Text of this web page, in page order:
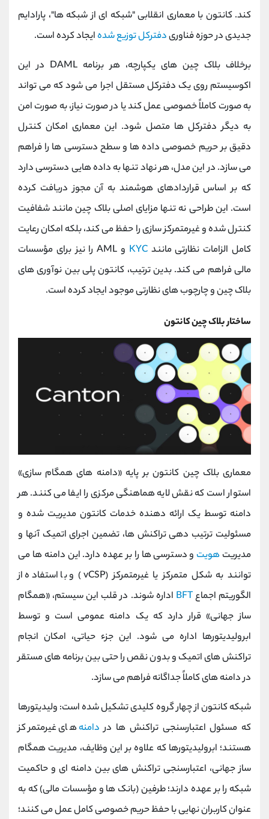
کند. کانتون با معماری انقلابی "شبکه ‌ای از شبکه ‌ها"، پارادایم
جدیدی در حوزه فناوریدفترکل توزیع شدهایجاد کرده است.
برخلاف بلاک چین ‌های یکپارچه، هر برنامه DAML در این
اکوسیستم روی یک دفترکل مستقل اجرا می ‌شود که می‌ تواند
به صورت کاملاً خصوصی عمل کند یا در صورت نیاز، به صورت امن
به دیگر دفترکل ‌ها متصل شود. این معماری امکان کنترل
دقیق بر حریم خصوصی داده ‌ها و سطح دسترسی‌ ها را فراهم
می‌ سازد. در این مدل، هر نهاد تنها به داده‌ هایی دسترسی دارد
که بر اساس قراردادهای هوشمند به آن مجوز دریافت کرده
است. این طراحی نه تنها مزایای اصلی بلاک چین مانند شفافیت
کنترل ‌شده و غیرمتمرکز سازی را حفظ می ‌کند، بلکه امکان رعایت
کامل الزامات نظارتی مانندKYC
و AML را نیز برای مؤسسات
مالی فراهم می ‌کند. بدین ترتیب، کانتون پلی بین نوآوری ‌های
بلاک چین و چارچوب ‌های نظارتی موجود ایجاد کرده است.
ساختار بلاک چین کانتون
معماری بلاک چین کانتون بر پایه «دامنه ‌های همگام ‌سازی»
استوار است که نقش لایه هماهنگی مرکزی را ایفا می‌ کنند. هر
دامنه توسط یک ارائه‌ دهنده خدمات کانتون مدیریت شده و
مسئولیت ترتیب ‌دهی تراکنش‌ ها، تضمین اجرای اتمیک آنها و
مدیریت هویت و دسترسی ‌ها را بر عهده دارد. این دامنه ‌ها می
‌توانند به شکل متمرکز یا غیرمتمرکز (vCSP) و با استفاده از
الگوریتم اجماعBFT اداره شوند. در قلب این سیستم، «همگام
‌ساز جهانی» قرار دارد که یک دامنه عمومی است و توسط
ابرولیدیتورها اداره می ‌شود. این جزء حیاتی، امکان انجام
تراکنش ‌های اتمیک و بدون نقص را حتی بین برنامه ‌های مستقر
در دامنه ‌های کاملاً جداگانه فراهم می ‌سازد.
شبکه کانتون از چهار گروه کلیدی تشکیل شده است: ولیدیتورها
که مسئول اعتبارسنجی تراکنش‌ ها در دامنه‌های غیرمتمرکز
هستند؛ ابرولیدیتورها که علاوه بر این وظایف، مدیریت همگام
‌ساز جهانی، اعتبارسنجی تراکنش ‌های بین ‌دامنه ‌ای و حاکمیت
شبکه را بر عهده دارند؛ طرفین (بانک‌ ها و مؤسسات مالی) که به
عنوان کاربران نهایی با حفظ حریم خصوصی کامل عمل می کنند؛